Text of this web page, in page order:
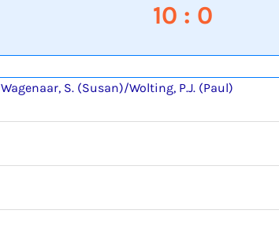
10 : 0
Wagenaar, S. (Susan)/Wolting, P.J. (Paul)